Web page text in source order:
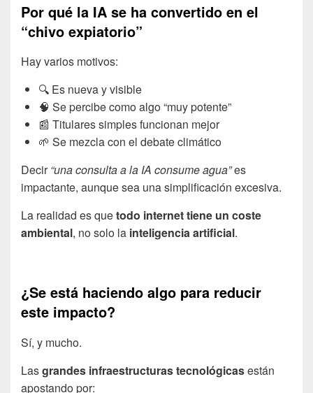
Por qué la IA se ha convertido en el
“chivo expiatorio”
Hay varios motivos:
🔍 Es nueva y visible
🧠 Se percibe como algo “muy potente”
📰 Titulares simples funcionan mejor
🌱 Se mezcla con el debate climático
Decir“una consulta a la IA consume agua”es
impactante, aunque sea una simplificación excesiva.
La realidad es quetodo internet tiene un coste
ambiental, no solo la inteligencia artificial.
¿Se está haciendo algo para reducir
este impacto?
Sí, y mucho.
Lasgrandes infraestructuras tecnológicasestán
apostando por: